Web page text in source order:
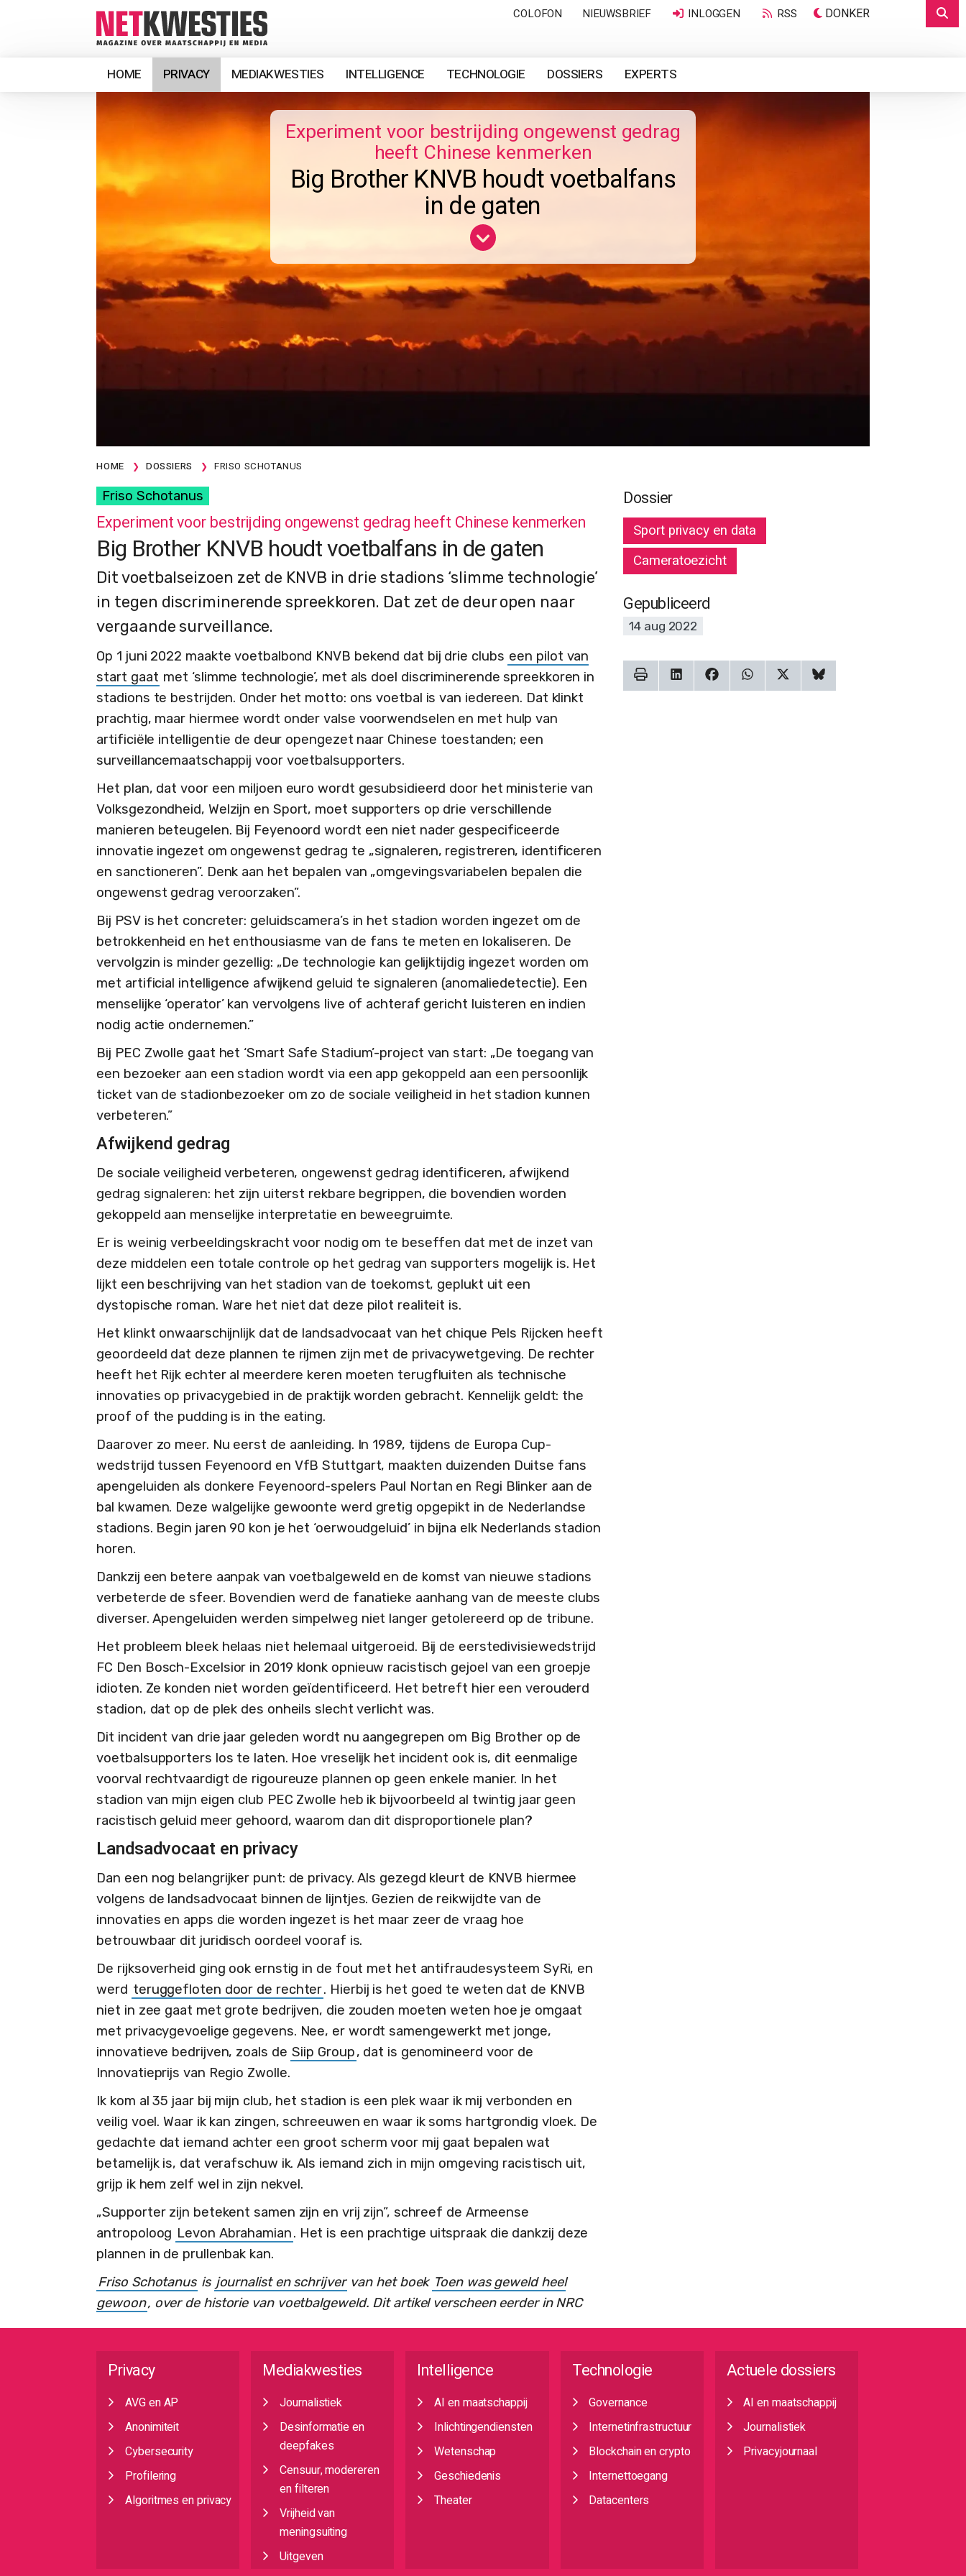
COLOFON NIEUWSBRIEF INLOGGEN RSS DONKER
HOME PRIVACY MEDIAKWESTIES INTELLIGENCE TECHNOLOGIE DOSSIERS EXPERTS
Experiment voor bestrijding ongewenst gedrag
heeft Chinese kenmerken
Big Brother KNVB houdt voetbalfans
in de gaten
HOME DOSSIERS FRISO SCHOTANUS
Friso Schotanus
Experiment voor bestrijding ongewenst gedrag heeft Chinese kenmerken
Big Brother KNVB houdt voetbalfans in de gaten
Dit voetbalseizoen zet de KNVB in drie stadions ‘slimme technologie’
in tegen discriminerende spreekkoren. Dat zet de deur open naar
vergaande surveillance.
Op 1 juni 2022 maakte voetbalbond KNVB bekend dat bij drie clubs een pilot van
start gaat met ‘slimme technologie’, met als doel discriminerende spreekkoren in
stadions te bestrijden. Onder het motto: ons voetbal is van iedereen. Dat klinkt
prachtig, maar hiermee wordt onder valse voorwendselen en met hulp van
artificiële intelligentie de deur opengezet naar Chinese toestanden; een
surveillancemaatschappij voor voetbalsupporters.
Het plan, dat voor een miljoen euro wordt gesubsidieerd door het ministerie van
Volksgezondheid, Welzijn en Sport, moet supporters op drie verschillende
manieren beteugelen. Bij Feyenoord wordt een niet nader gespecificeerde
innovatie ingezet om ongewenst gedrag te „signaleren, registreren, identificeren
en sanctioneren”. Denk aan het bepalen van „omgevingsvariabelen bepalen die
ongewenst gedrag veroorzaken”.
Bij PSV is het concreter: geluidscamera’s in het stadion worden ingezet om de
betrokkenheid en het enthousiasme van de fans te meten en lokaliseren. De
vervolgzin is minder gezellig: „De technologie kan gelijktijdig ingezet worden om
met artificial intelligence afwijkend geluid te signaleren (anomaliedetectie). Een
menselijke ‘operator’ kan vervolgens live of achteraf gericht luisteren en indien
nodig actie ondernemen.”
Bij PEC Zwolle gaat het ‘Smart Safe Stadium’-project van start: „De toegang van
een bezoeker aan een stadion wordt via een app gekoppeld aan een persoonlijk
ticket van de stadionbezoeker om zo de sociale veiligheid in het stadion kunnen
verbeteren.”
Afwijkend gedrag
De sociale veiligheid verbeteren, ongewenst gedrag identificeren, afwijkend
gedrag signaleren: het zijn uiterst rekbare begrippen, die bovendien worden
gekoppeld aan menselijke interpretatie en beweegruimte.
Er is weinig verbeeldingskracht voor nodig om te beseffen dat met de inzet van
deze middelen een totale controle op het gedrag van supporters mogelijk is. Het
lijkt een beschrijving van het stadion van de toekomst, geplukt uit een
dystopische roman. Ware het niet dat deze pilot realiteit is.
Het klinkt onwaarschijnlijk dat de landsadvocaat van het chique Pels Rijcken heeft
geoordeeld dat deze plannen te rijmen zijn met de privacywetgeving. De rechter
heeft het Rijk echter al meerdere keren moeten terugfluiten als technische
innovaties op privacygebied in de praktijk worden gebracht. Kennelijk geldt: the
proof of the pudding is in the eating.
Daarover zo meer. Nu eerst de aanleiding. In 1989, tijdens de Europa Cup-
wedstrijd tussen Feyenoord en VfB Stuttgart, maakten duizenden Duitse fans
apengeluiden als donkere Feyenoord-spelers Paul Nortan en Regi Blinker aan de
bal kwamen. Deze walgelijke gewoonte werd gretig opgepikt in de Nederlandse
stadions. Begin jaren 90 kon je het ‘oerwoudgeluid’ in bijna elk Nederlands stadion
horen.
Dankzij een betere aanpak van voetbalgeweld en de komst van nieuwe stadions
verbeterde de sfeer. Bovendien werd de fanatieke aanhang van de meeste clubs
diverser. Apengeluiden werden simpelweg niet langer getolereerd op de tribune.
Het probleem bleek helaas niet helemaal uitgeroeid. Bij de eerstedivisiewedstrijd
FC Den Bosch-Excelsior in 2019 klonk opnieuw racistisch gejoel van een groepje
idioten. Ze konden niet worden geïdentificeerd. Het betreft hier een verouderd
stadion, dat op de plek des onheils slecht verlicht was.
Dit incident van drie jaar geleden wordt nu aangegrepen om Big Brother op de
voetbalsupporters los te laten. Hoe vreselijk het incident ook is, dit eenmalige
voorval rechtvaardigt de rigoureuze plannen op geen enkele manier. In het
stadion van mijn eigen club PEC Zwolle heb ik bijvoorbeeld al twintig jaar geen
racistisch geluid meer gehoord, waarom dan dit disproportionele plan?
Landsadvocaat en privacy
Dan een nog belangrijker punt: de privacy. Als gezegd kleurt de KNVB hiermee
volgens de landsadvocaat binnen de lijntjes. Gezien de reikwijdte van de
innovaties en apps die worden ingezet is het maar zeer de vraag hoe
betrouwbaar dit juridisch oordeel vooraf is.
De rijksoverheid ging ook ernstig in de fout met het antifraudesysteem SyRi, en
werd teruggefloten door de rechter. Hierbij is het goed te weten dat de KNVB
niet in zee gaat met grote bedrijven, die zouden moeten weten hoe je omgaat
met privacygevoelige gegevens. Nee, er wordt samengewerkt met jonge,
innovatieve bedrijven, zoals de Siip Group, dat is genomineerd voor de
Innovatieprijs van Regio Zwolle.
Ik kom al 35 jaar bij mijn club, het stadion is een plek waar ik mij verbonden en
veilig voel. Waar ik kan zingen, schreeuwen en waar ik soms hartgrondig vloek. De
gedachte dat iemand achter een groot scherm voor mij gaat bepalen wat
betamelijk is, dat verafschuw ik. Als iemand zich in mijn omgeving racistisch uit,
grijp ik hem zelf wel in zijn nekvel.
„Supporter zijn betekent samen zijn en vrij zijn”, schreef de Armeense
antropoloog Levon Abrahamian. Het is een prachtige uitspraak die dankzij deze
plannen in de prullenbak kan.
Friso Schotanus is journalist en schrijvervan het boek Toen was geweld heel
gewoon, over de historie van voetbalgeweld. Dit artikel verscheen eerder in NRC
Dossier
Sport privacy en data
Cameratoezicht
Gepubliceerd
14 aug 2022
Privacy
AVG en AP
Anonimiteit
Cybersecurity
Profilering
Algoritmes en privacy
Mediakwesties
Journalistiek
Desinformatie en
deepfakes
Censuur, modereren
en filteren
Vrijheid van
meningsuiting
Uitgeven
Intelligence
AI en maatschappij
Inlichtingendiensten
Wetenschap
Geschiedenis
Theater
Technologie
Governance
Internetinfrastructuur
Blockchain en crypto
Internettoegang
Datacenters
Actuele dossiers
AI en maatschappij
Journalistiek
Privacyjournaal